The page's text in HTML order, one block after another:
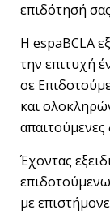
επιδότησή
Η espaBCLA
την επιτυχή
σε
και
απαιτούμενες
Έχοντας
με